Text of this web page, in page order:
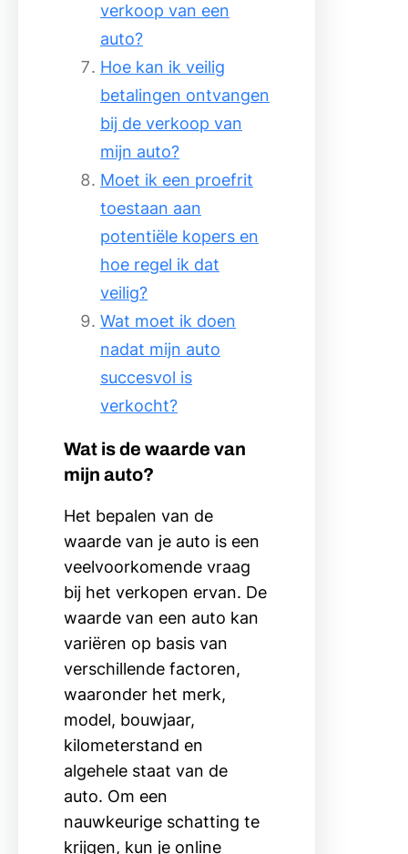
verkoop van een
auto?
Hoe kan ik veilig
betalingen ontvangen
bij de verkoop van
mijn auto?
Moet ik een proefrit
toestaan aan
potentiële kopers en
hoe regel ik dat
veilig?
Wat moet ik doen
nadat mijn auto
succesvol is
verkocht?
Wat is de waarde van
mijn auto?
Het bepalen van de
waarde van je auto is een
veelvoorkomende vraag
bij het verkopen ervan. De
waarde van een auto kan
variëren op basis van
verschillende factoren,
waaronder het merk,
model, bouwjaar,
kilometerstand en
algehele staat van de
auto. Om een
nauwkeurige schatting te
krijgen, kun je online